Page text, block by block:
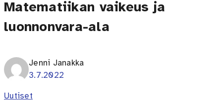
Matematiikan vaikeus ja
luonnonvara-ala
Jenni Janakka
3.7.2022
Uutiset